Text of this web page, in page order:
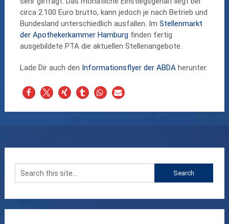
circa 2.100 Euro brutto, kann jedoch je nach Betrieb und
Bundesland unterschiedlich ausfallen. Im Stellenmarkt
der Apothekerkammer Hamburg finden fertig
ausgebildete PTA die aktuellen Stellenangebote.
Lade Dir auch den Informationsflyer der ABDAherunter.